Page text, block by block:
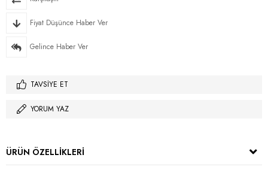
Fiyat Düşünce Haber Ver
Gelince Haber Ver
TAVSIYE ET
YORUM YAZ
ÜRÜN ÖZELLIKLERI